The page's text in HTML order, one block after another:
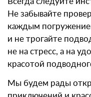
Не забывайте
каждым
и не трогайте
не на стресс, а на
красотой
Мы будем рады